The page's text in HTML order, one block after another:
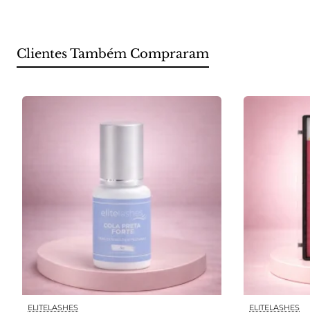
Clientes Também Compraram
ELITELASHES ELITELASHES